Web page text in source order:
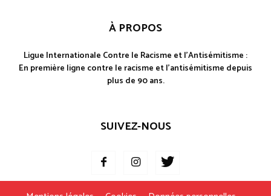
À PROPOS
Ligue Internationale Contre le Racisme et l'Antisémitisme :
En première ligne contre le racisme et l'antisémitisme depuis
plus de 90 ans.
SUIVEZ-NOUS